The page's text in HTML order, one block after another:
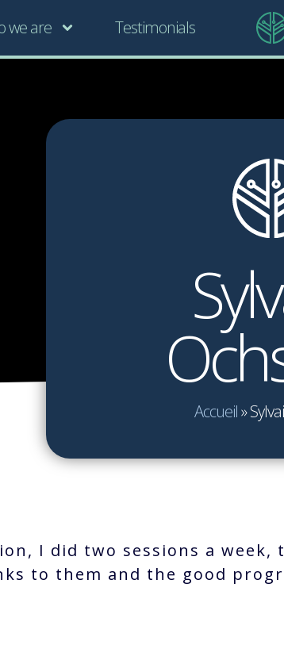
we are Testimonials
Accueil»
I did two sessions a week,
to them and the good